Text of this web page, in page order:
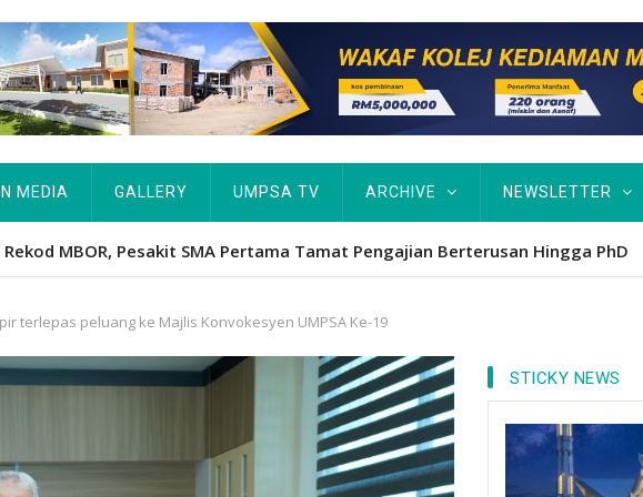
IN MEDIA GALLERY UMPSA TV ARCHIVE NEWSLETTER
academic excellence to PhD earns historic MBOR recognitio
terlepas peluang ke Majlis Konvokesyen UMPSA Ke-19
STICKY NEWS